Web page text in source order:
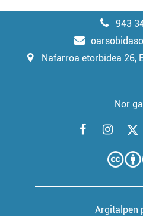
943
Nafarroa etorbidea 26,
Nor
Argitalpen